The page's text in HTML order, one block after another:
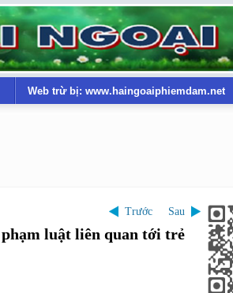
Web trừ bị: www.haingoaiphiemdam.net
Trước Sau
luật liên quan tới trẻ